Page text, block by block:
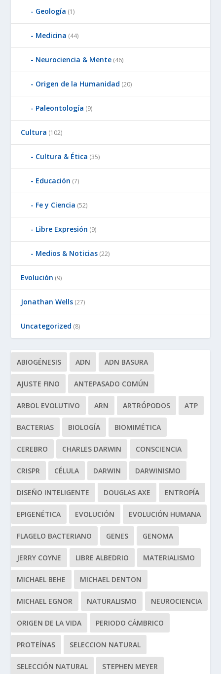
Geología (1)
Medicina (44)
Neurociencia & Mente (46)
Origen de la Humanidad (20)
Paleontología (9)
Cultura (102)
Cultura & Ética (35)
Educación (7)
Fe y Ciencia (52)
Libre Expresión (9)
Medios & Noticias (22)
Evolución (9)
Jonathan Wells (27)
Uncategorized (8)
ABIOGÉNESIS ADN ADN BASURA
AJUSTE FINO ANTEPASADO COMÚN
ARBOL EVOLUTIVO ARN ARTRÓPODOS ATP
BACTERIAS BIOLOGÍA BIOMIMÉTICA
CEREBRO CHARLES DARWIN CONSCIENCIA
CRISPR CÉLULA DARWIN DARWINISMO
DISEÑO INTELIGENTE DOUGLAS AXE ENTROPÍA
EPIGENÉTICA EVOLUCIÓN EVOLUCIÓN HUMANA
FLAGELO BACTERIANO GENES GENOMA
JERRY COYNE LIBRE ALBEDRIO MATERIALISMO
MICHAEL BEHE MICHAEL DENTON
MICHAEL EGNOR NATURALISMO NEUROCIENCIA
ORIGEN DE LA VIDA PERIODO CÁMBRICO
PROTEÍNAS SELECCION NATURAL
SELECCIÓN NATURAL STEPHEN MEYER